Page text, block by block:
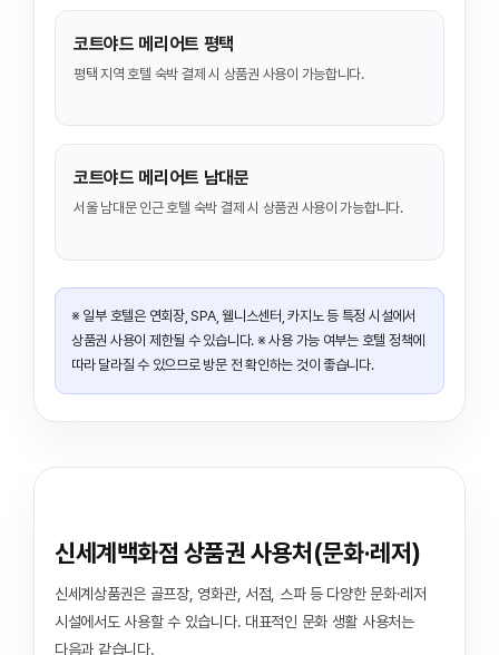
코트야드 메리어트 평택
평택 지역 호텔 숙박 결제 시 상품권 사용이 가능합니다.
코트야드 메리어트 남대문
서울 남대문 인근 호텔 숙박 결제 시 상품권 사용이 가능합니다.
※ 일부 호텔은 연회장, SPA, 웰니스센터, 카지노 등 특정 시설에서
상품권 사용이 제한될 수 있습니다. ※ 사용 가능 여부는 호텔 정책에
따라 달라질 수 있으므로 방문 전 확인하는 것이 좋습니다.
신세계백화점 상품권 사용처(문화·레저)
신세계상품권은 골프장, 영화관, 서점, 스파 등 다양한 문화·레저
시설에서도 사용할 수 있습니다. 대표적인 문화 생활 사용처는
다음과 같습니다.